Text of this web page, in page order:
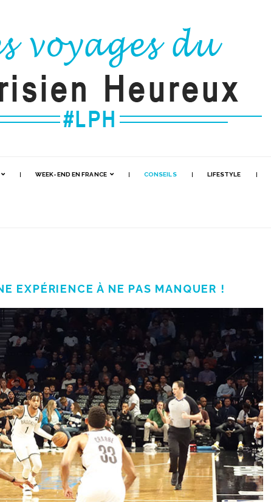
WEEK-END EN FRANCE CONSEILS LIFESTYLE
EXPÉRIENCE À NE PAS MANQUER !